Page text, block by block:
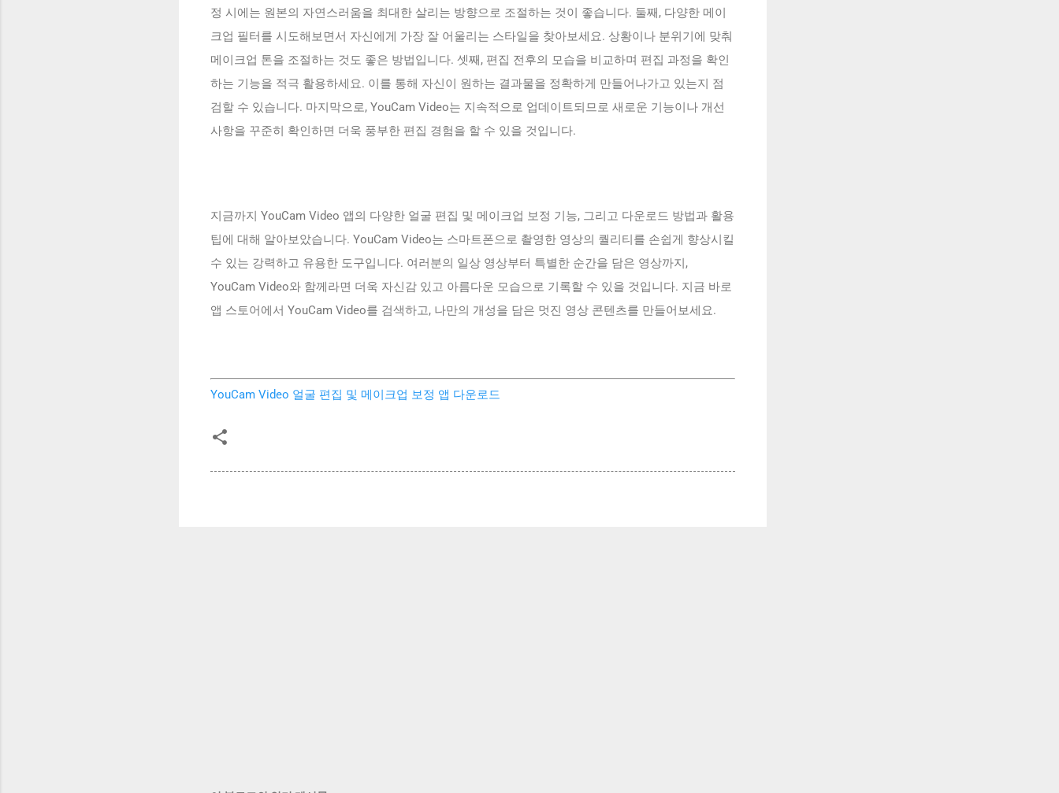
정 시에는 원본의 자연스러움을 최대한 살리는 방향으로 조절하는 것이 좋습니다. 둘째, 다양한 메이
크업 필터를 시도해보면서 자신에게 가장 잘 어울리는 스타일을 찾아보세요. 상황이나 분위기에 맞춰
메이크업 톤을 조절하는 것도 좋은 방법입니다. 셋째, 편집 전후의 모습을 비교하며 편집 과정을 확인
하는 기능을 적극 활용하세요. 이를 통해 자신이 원하는 결과물을 정확하게 만들어나가고 있는지 점
검할 수 있습니다. 마지막으로, YouCam Video는 지속적으로 업데이트되므로 새로운 기능이나 개선
사항을 꾸준히 확인하면 더욱 풍부한 편집 경험을 할 수 있을 것입니다.
지금까지 YouCam Video 앱의 다양한 얼굴 편집 및 메이크업 보정 기능, 그리고 다운로드 방법과 활용
팁에 대해 알아보았습니다. YouCam Video는 스마트폰으로 촬영한 영상의 퀄리티를 손쉽게 향상시킬
수 있는 강력하고 유용한 도구입니다. 여러분의 일상 영상부터 특별한 순간을 담은 영상까지,
YouCam Video와 함께라면 더욱 자신감 있고 아름다운 모습으로 기록할 수 있을 것입니다. 지금 바로
앱 스토어에서 YouCam Video를 검색하고, 나만의 개성을 담은 멋진 영상 콘텐츠를 만들어보세요.
YouCam Video 얼굴 편집 및 메이크업 보정 앱 다운로드